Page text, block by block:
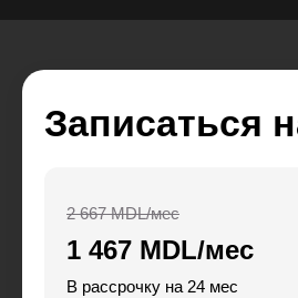
Записаться
1 467 MDL/мес
2 667 MDL/мес
В рассрочку на 24 мес